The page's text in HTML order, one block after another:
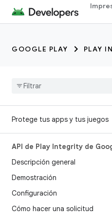
GOOGLE PLAY PLAY
Protege tus apps y tus juegos
API de Play Integrity de
Descripción general
Demostración
Configuración
Cómo hacer una solicitud